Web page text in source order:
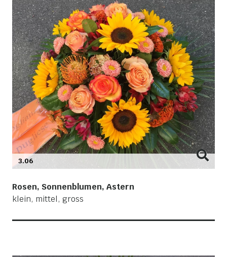
3.06
Rosen, Sonnenblumen, Astern
klein, mittel, gross